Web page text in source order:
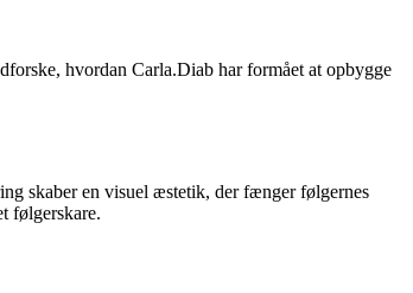
hvordan Carla.Diab har formået at opbygge
skaber en visuel æstetik, der fænger følgernes
følgerskare.